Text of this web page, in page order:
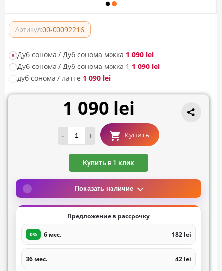
Артикул:00-00092216
Дуб сонома / Дуб сонома мокка 1 090 lei
Дуб сонома / Дуб сонома мокка 1 1 090 lei
дуб сонома / латте 1 090 lei
1 090 lei
- + Купить
Купить в 1 клик
Показать наличие
Предложение в рассрочку
0% 6 мес. 182 lei
36 мес. 42 lei